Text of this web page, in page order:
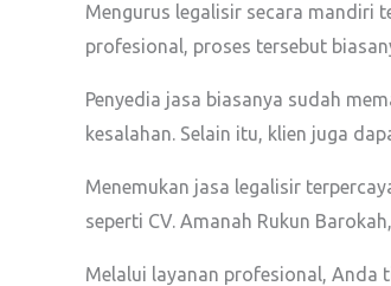
Mengurus legalisir secara mandiri
profesional, proses tersebut
Penyedia jasa biasanya sudah
kesalahan. Selain itu, klien juga
Menemukan jasa legalisir
seperti CV. Amanah Rukun
Melalui layanan profesional, Anda